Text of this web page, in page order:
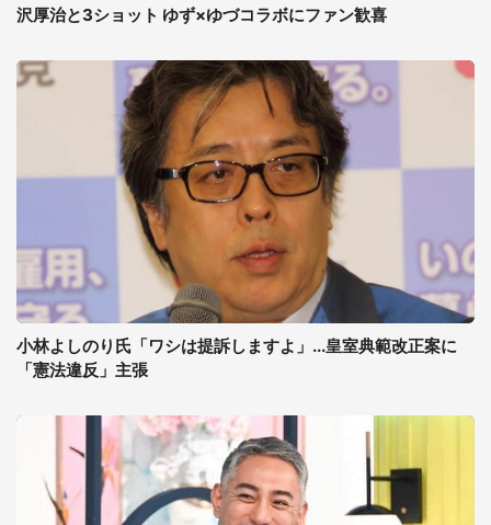
沢厚治と3ショット ゆず×ゆづコラボにファン歓喜
小林よしのり氏「ワシは提訴しますよ」...皇室典範改正案に
「憲法違反」主張